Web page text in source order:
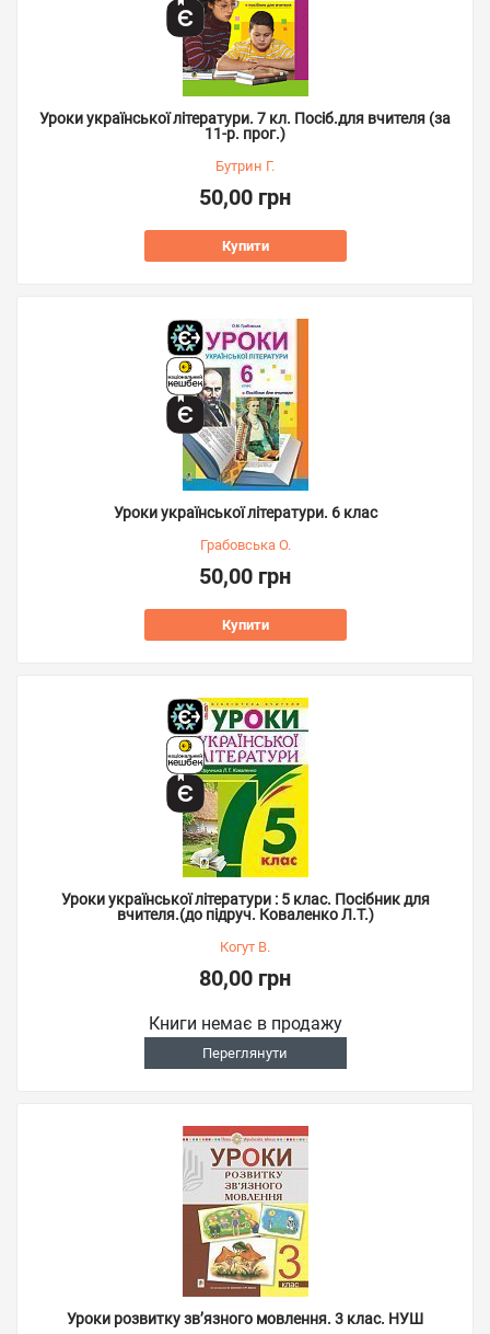
Уроки української літератури. 7 кл. Посіб.для вчителя (за
11-р. прог.)
Бутрин Г.
50,00 грн
Купити
Уроки української літератури. 6 клас
Грабовська О.
50,00 грн
Купити
Уроки української літератури : 5 клас. Посібник для
вчителя.(до підруч. Коваленко Л.Т.)
Когут В.
80,00 грн
Книги немає в продажу
Переглянути
Уроки розвитку зв’язного мовлення. 3 клас. НУШ